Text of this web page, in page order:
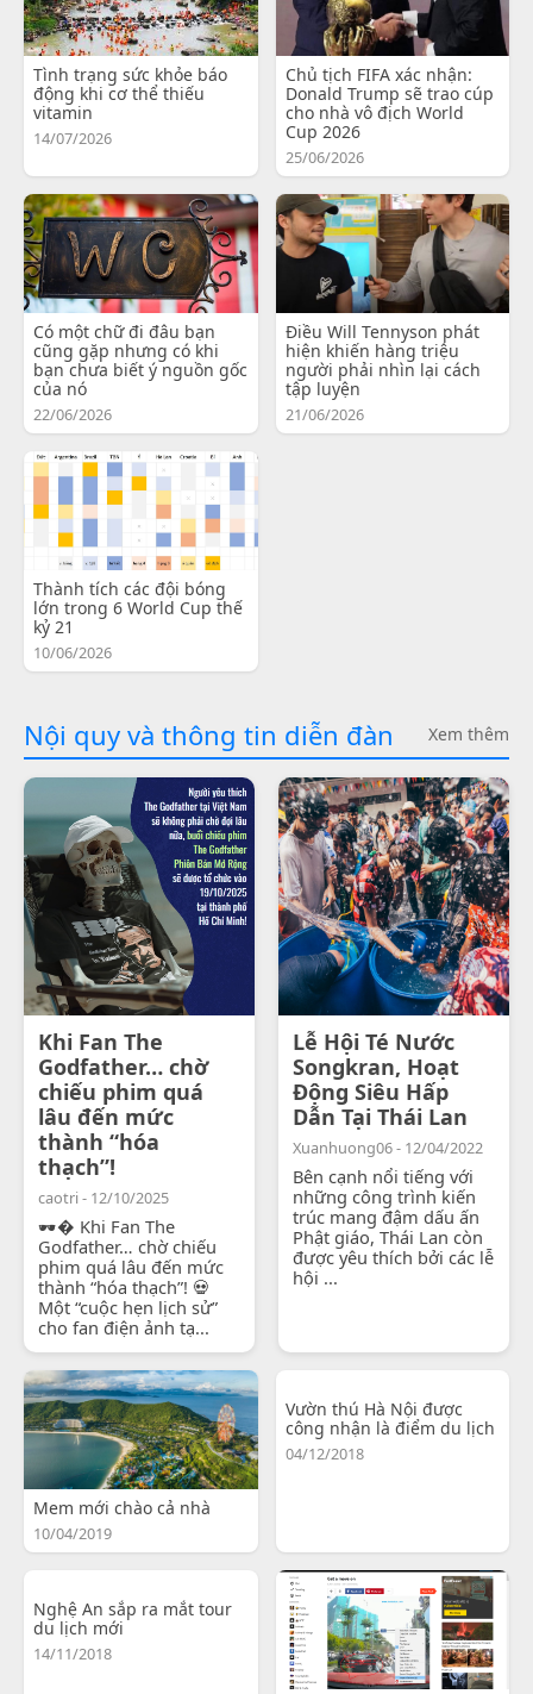
Tình trạng sức khỏe báo
động khi cơ thể thiếu
vitamin
14/07/2026
Chủ tịch FIFA xác nhận:
Donald Trump sẽ trao cúp
cho nhà vô địch World
Cup 2026
25/06/2026
Có một chữ đi đâu bạn
cũng gặp nhưng có khi
bạn chưa biết ý nguồn gốc
của nó
22/06/2026
Điều Will Tennyson phát
hiện khiến hàng triệu
người phải nhìn lại cách
tập luyện
21/06/2026
Thành tích các đội bóng
lớn trong 6 World Cup thế
kỷ 21
10/06/2026
Nội quy và thông tin diễn đàn Xem thêm
Khi Fan The
Godfather… chờ
chiếu phim quá
lâu đến mức
thành “hóa
thạch”!
caotri - 12/10/2025
🕶� Khi Fan The
Godfather… chờ chiếu
phim quá lâu đến mức
thành “hóa thạch”! 💀
Một “cuộc hẹn lịch sử”
cho fan điện ảnh tạ...
Lễ Hội Té Nước
Songkran, Hoạt
Động Siêu Hấp
Dẫn Tại Thái Lan
Xuanhuong06 - 12/04/2022
Bên cạnh nổi tiếng với
những công trình kiến
trúc mang đậm dấu ấn
Phật giáo, Thái Lan còn
được yêu thích bởi các lễ
hội ...
Mem mới chào cả nhà
10/04/2019
Vườn thú Hà Nội được
công nhận là điểm du lịch
04/12/2018
Nghệ An sắp ra mắt tour
du lịch mới
14/11/2018